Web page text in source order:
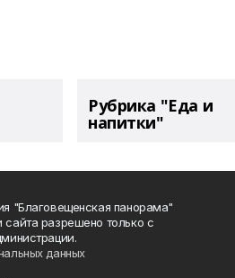
Рубрика "Еда и
напитки"
"Благовещенская панорама"
разрешено только с
данных